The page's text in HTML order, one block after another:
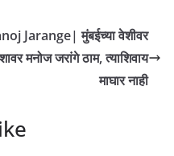
Jarange| मुंबईच्या वेशीवर
मनोज जरांगे ठाम, त्याशिवाय
माघार नाही